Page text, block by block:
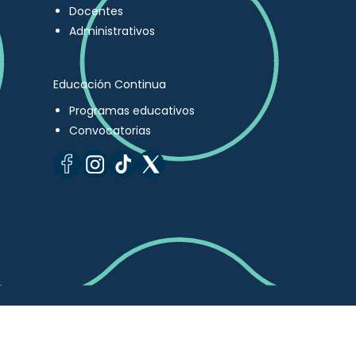
Docentes
Administrativos
Educación Continua
Programas educativos
Convocatorias